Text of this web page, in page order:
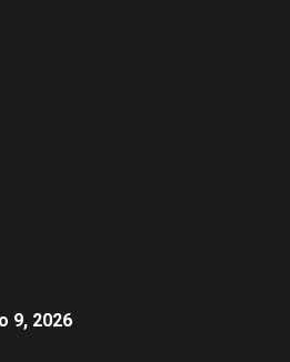
9, 2026